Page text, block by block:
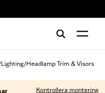
Lighting/Headlamp Trim & Visors
Kontrollera montering